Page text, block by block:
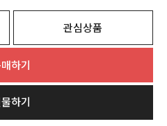
관심상품
하기
하기